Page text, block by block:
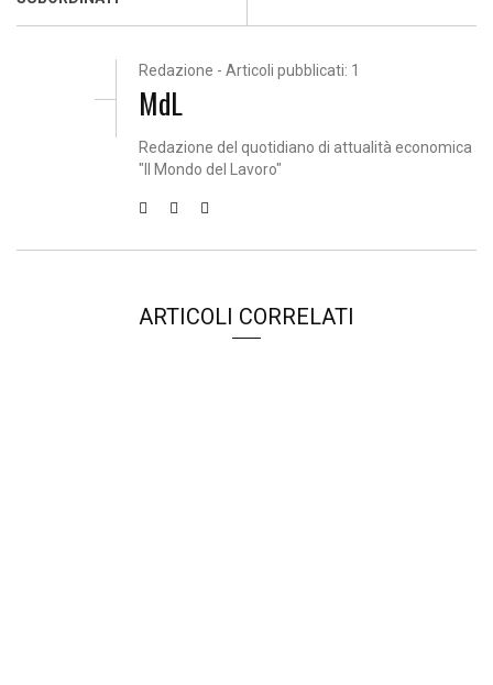
Redazione - Articoli pubblicati: 1
MdL
Redazione del quotidiano di attualità economica
"Il Mondo del Lavoro"
ARTICOLI CORRELATI